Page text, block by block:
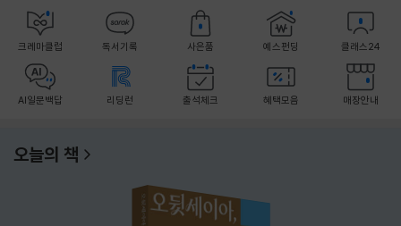
크레마클럽 독서기록 사은품 예스펀딩 클래스24
AI일문백답 리딩런 출석체크 혜택모음 매장안내
오늘의 책